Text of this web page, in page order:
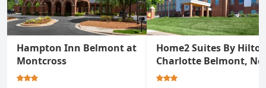
Hampton Inn Belmont at
Montcross
Home2 Suites By
Charlotte Belmont, Nc